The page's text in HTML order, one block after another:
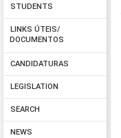
STUDENTS
LINKS ÚTEIS/
DOCUMENTOS
CANDIDATURAS
LEGISLATION
SEARCH
NEWS